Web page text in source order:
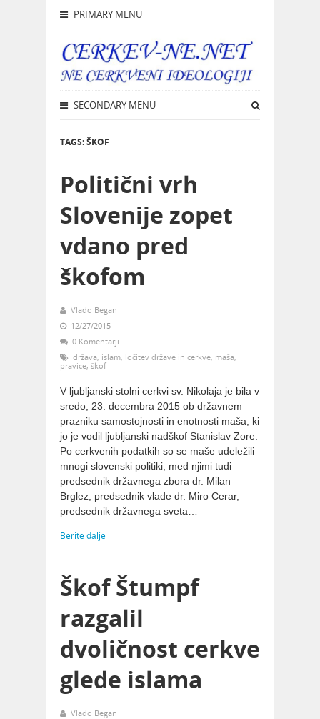
PRIMARY MENU
SECONDARY MENU
TAGS: ŠKOF
Politični vrh
Slovenije zopet
vdano pred
škofom
Vlado Began
12/27/2015
0 Komentarji
država, islam, ločitev države in cerkve, maša,
pravice, škof
V ljubljanski stolni cerkvi sv. Nikolaja je bila v
sredo, 23. decembra 2015 ob državnem
prazniku samostojnosti in enotnosti maša, ki
jo je vodil ljubljanski nadškof Stanislav Zore.
Po cerkvenih podatkih so se maše udeležili
mnogi slovenski politiki, med njimi tudi
predsednik državnega zbora dr. Milan
Brglez, predsednik vlade dr. Miro Cerar,
predsednik državnega sveta…
Berite dalje
Škof Štumpf
razgalil
dvoličnost cerkve
glede islama
Vlado Began